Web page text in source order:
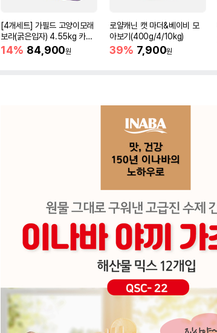
[4개세트] 가필드 고양이모래
보라(굵은입자) 4.55kg 카사
바모래
14% 84,900원
로얄캐닌 캣 마더&베이비 모
아보기(400g/4/10kg)
39% 7,900원